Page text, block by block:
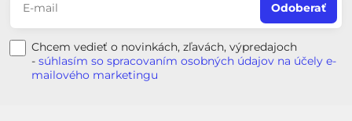
Odoberať
Chcem vedieť o novinkách, zľavách, výpredajoch
- súhlasím so spracovaním osobných údajov na účely e-
mailového marketingu